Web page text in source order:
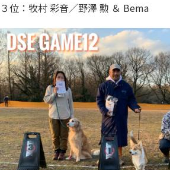
３位：牧村 彩音／野澤 勲 ＆ Bema